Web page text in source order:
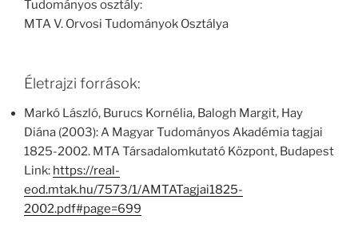
Tudományos osztály:
MTA V. Orvosi Tudományok Osztálya
Életrajzi források:
Markó László, Burucs Kornélia, Balogh Margit, Hay
Diána (2003): A Magyar Tudományos Akadémia tagjai
1825-2002. MTA Társadalomkutató Központ, Budapest
Link: https://real-
eod.mtak.hu/7573/1/AMTATagjai1825-
2002.pdf#page=699